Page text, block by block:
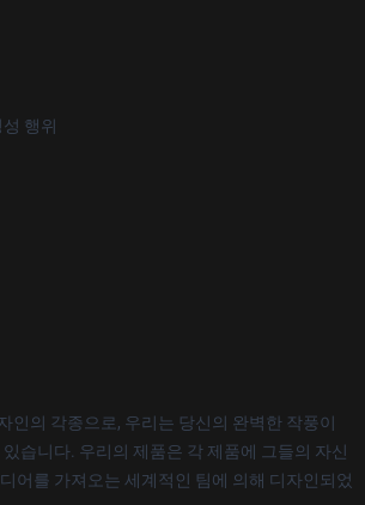
행위
인의 각종으로, 우리는 당신의 완벽한 작풍이
습니다. 우리의 제품은 각 제품에 그들의 자신
어를 가져오는 세계적인 팀에 의해 디자인되었